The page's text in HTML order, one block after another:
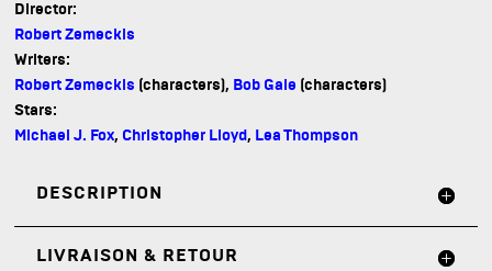
Director:
Robert Zemeckis
Writers:
Robert Zemeckis (characters), Bob Gale (characters)
Stars:
Michael J. Fox, Christopher Lloyd, Lea Thompson
DESCRIPTION
LIVRAISON & RETOUR